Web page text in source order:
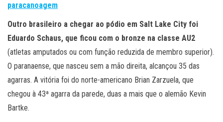
paracanoagem
Outro brasileiro a chegar ao pódio em Salt Lake City foi
Eduardo Schaus, que ficou com o bronze na classe AU2
(atletas amputados ou com função reduzida de membro superior).
O paranaense, que nasceu sem a mão direita, alcançou 35 das
agarras. A vitória foi do norte-americano Brian Zarzuela, que
chegou à 43ª agarra da parede, duas a mais que o alemão Kevin
Bartke.